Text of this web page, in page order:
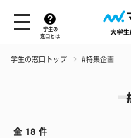
学生の
窓口とは
学生の窓口トップ #特集企画
全 18 件